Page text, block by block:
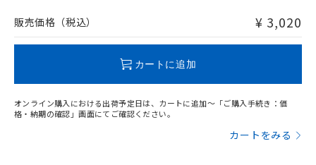
問い合わせください。
販売価格（税込） ¥ 3,020
カートに追加
オンライン購入における出荷予定日は、カートに追加～「ご購入手続き：価
格・納期の確認」画面にてご確認ください。
カートをみる